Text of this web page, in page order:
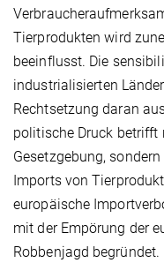
Tierprodukten wird
beeinflusst. Die
industrialisierten
Rechtsetzung daran
politische Druck
Gesetzgebung,
Imports von
europäische
mit der Empörung der
Robbenjagd begründet.